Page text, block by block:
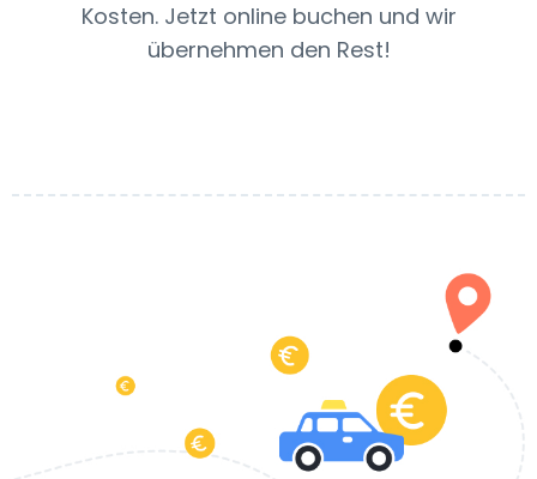
Kosten. Jetzt online buchen und wir
übernehmen den Rest!